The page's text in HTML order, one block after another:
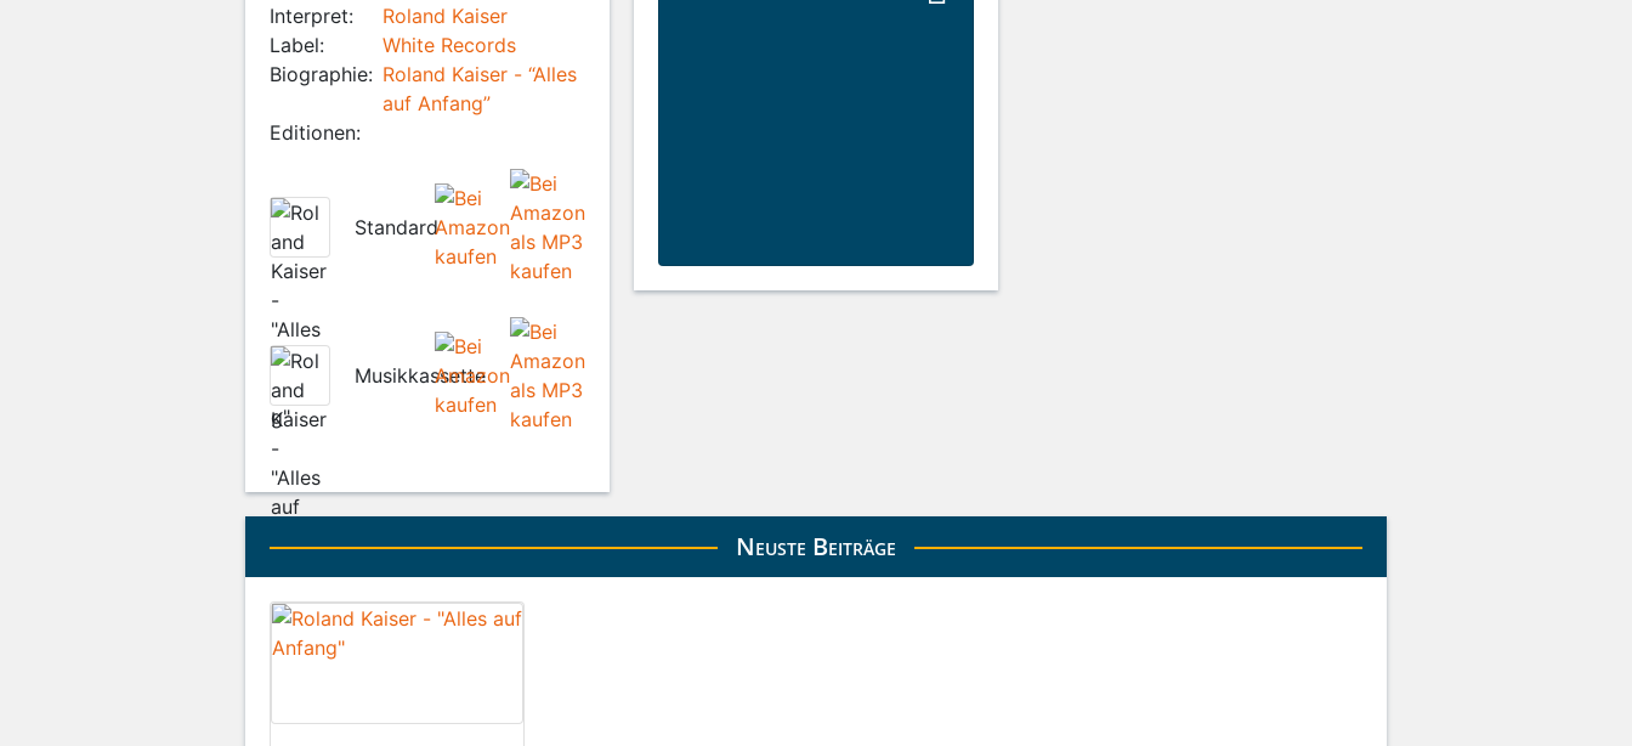
Interpret:
Roland Kaiser
Label:
White Records
Biographie: Roland Kaiser - “Alles
auf Anfang”
Editionen:
Standard
Musikkassette
Neuste Beiträge